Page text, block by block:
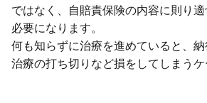
ではなく、⾃賠責保険の内容に則り
必要になります。
何も知らずに治療を進めていると、
治療の打ち切りなど損をしてしまうケ